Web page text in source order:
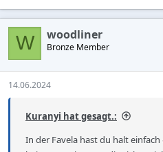
W woodliner
Bronze Member
14.06.2024
Kuranyi hat gesagt.:
In der Favela hast du halt